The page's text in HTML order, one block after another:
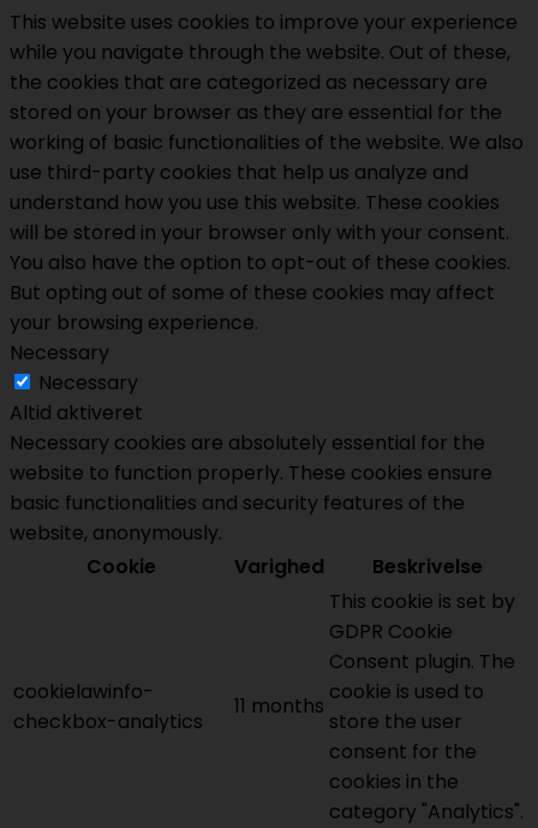
This website uses cookies to improve your experience
while you navigate through the website. Out of these,
the cookies that are categorized as necessary are
stored on your browser as they are essential for the
working of basic functionalities of the website. We also
use third-party cookies that help us analyze and
understand how you use this website. These cookies
will be stored in your browser only with your consent.
You also have the option to opt-out of these cookies.
But opting out of some of these cookies may affect
your browsing experience.
Necessary
Necessary
Altid aktiveret
Necessary cookies are absolutely essential for the
website to function properly. These cookies ensure
basic functionalities and security features of the
website, anonymously.
Cookie
Varighed Beskrivelse
cookielawinfo-
checkbox-analytics
11 months
This cookie is set by
GDPR Cookie
Consent plugin. The
cookie is used to
store the user
consent for the
cookies in the
category "Analytics".